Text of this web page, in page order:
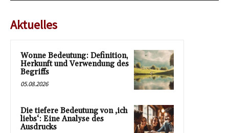
Aktuelles
Wonne Bedeutung: Definition,
Herkunft und Verwendung des
Begriffs
05.08.2026
Die tiefere Bedeutung von ‚ich
liebs‘: Eine Analyse des
Ausdrucks